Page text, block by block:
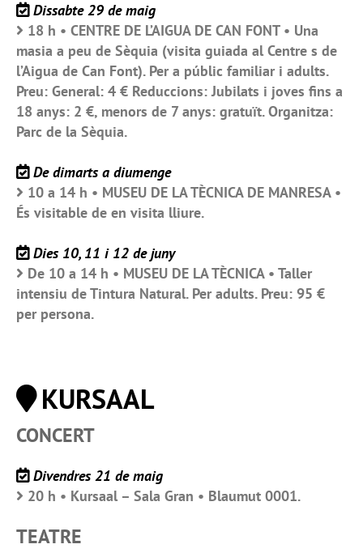
Dissabte 29 de maig
18 h • CENTRE DE L’AIGUA DE CAN FONT • Una
masia a peu de Sèquia (visita guiada al Centre s de
l’Aigua de Can Font). Per a públic familiar i adults.
Preu: General: 4 € Reduccions: Jubilats i joves fins a
18 anys: 2 €, menors de 7 anys: gratuït. Organitza:
Parc de la Sèquia.
De dimarts a diumenge
10 a 14 h • MUSEU DE LA TÈCNICA DE MANRESA •
És visitable de en visita lliure.
Dies 10, 11 i 12 de juny
De 10 a 14 h • MUSEU DE LA TÈCNICA • Taller
intensiu de Tintura Natural. Per adults. Preu: 95 €
per persona.
KURSAAL
CONCERT
Divendres 21 de maig
20 h • Kursaal – Sala Gran • Blaumut 0001.
TEATRE